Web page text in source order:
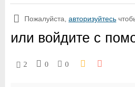
Пожалуйста, авторизуйтесь
или войдите с
2 0 0